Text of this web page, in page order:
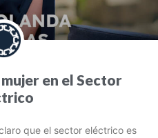
en el Sector
que el sector eléctrico es